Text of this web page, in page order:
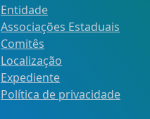
Entidade
Associações Estaduais
Comitês
Localização
Expediente
Política de privacidade